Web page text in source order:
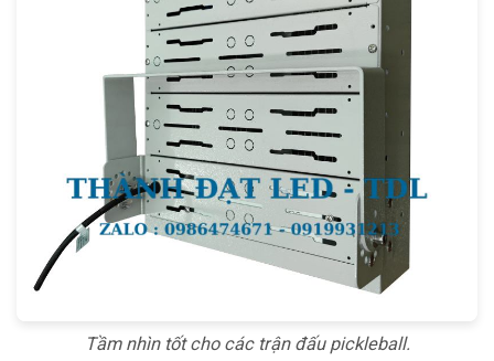
Tầm nhìn tốt cho các trận đấu pickleball.